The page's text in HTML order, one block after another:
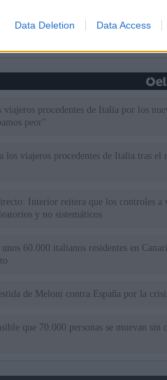
Data Deletion Data Access
viajeros procedentes de Italia por los
peor"
los viajeros procedentes de Italia tras el
Interior reitera que los controles a
y no sistemáticos
60.000 italianos residentes en
de Meloni contra España por la
que 70.000 personas se muevan sin